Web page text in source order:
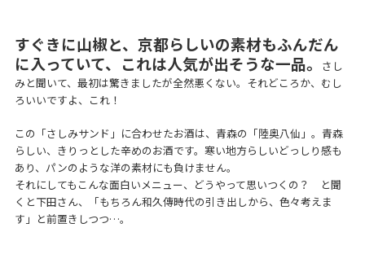
すぐきに山椒と、京都らしいの素材もふんだん
に入っていて、これは人気が出そうな一品。
さし
みと聞いて、最初は驚きましたが全然悪くない。それどころか、むし
ろいいですよ、これ！
この「さしみサンド」に合わせたお酒は、青森の「陸奥八仙」。青森
らしい、きりっとした辛めのお酒です。寒い地方らしいどっしり感も
あり、パンのような洋の素材にも負けません。
それにしてもこんな面白いメニュー、どうやって思いつくの？ と聞
くと下田さん、「もちろん和久傳時代の引き出しから、色々考えま
す」と前置きしつつ…。